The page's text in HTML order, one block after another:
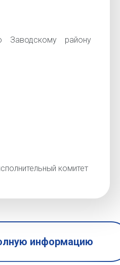
Заводскому району
комитет
информацию